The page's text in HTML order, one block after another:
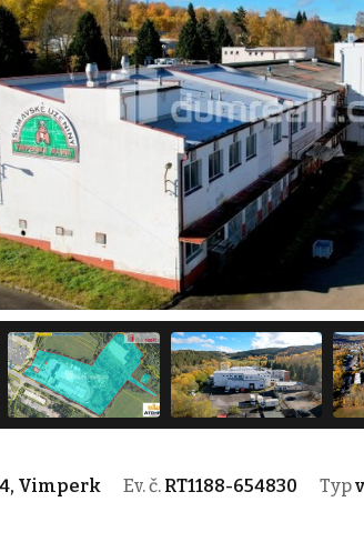
Vimperk Ev. č. RT1188-654830 Typ